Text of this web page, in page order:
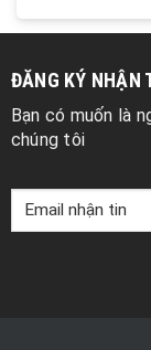
ĐĂNG KÝ NHẬN
Bạn có muốn là
chúng tôi